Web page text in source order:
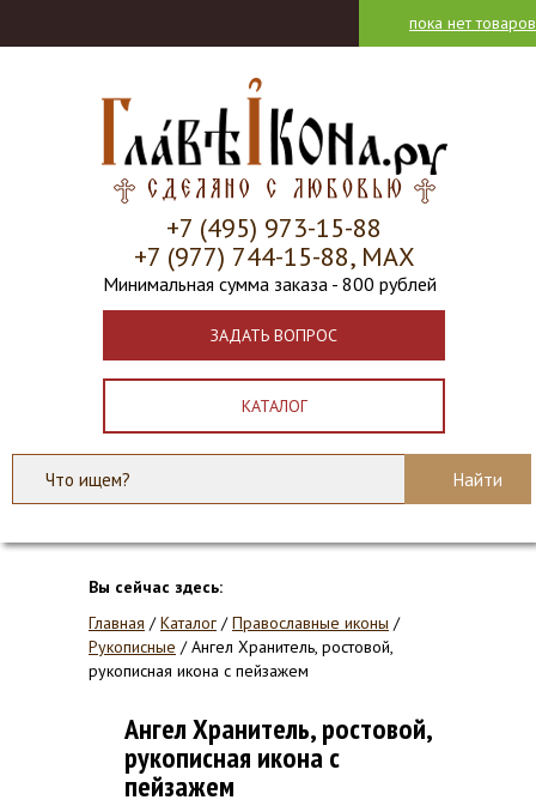
пока нет товаров
+7 (495) 973-15-88
+7 (977) 744-15-88, МАХ
Минимальная сумма заказа - 800 рублей
ЗАДАТЬ ВОПРОС
КАТАЛОГ
Вы сейчас здесь:
Главная /Каталог /Православные иконы /
Рукописные /Ангел Хранитель, ростовой,
рукописная икона с пейзажем
Ангел Хранитель, ростовой,
рукописная икона с
пейзажем